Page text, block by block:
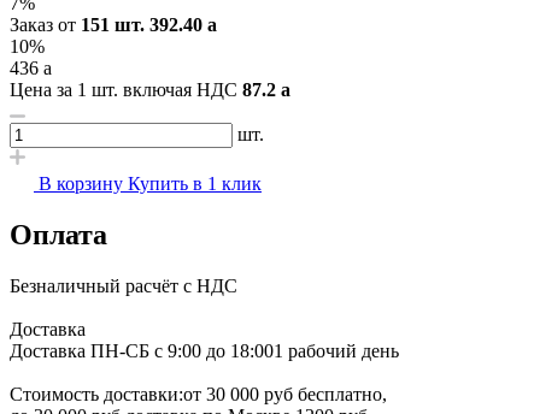
Заказ от 151 шт. 392.40 a
10%
436 a
Цена за 1 шт. включая НДС 87.2 a
шт.
В корзину Купить в 1 клик
Оплата
Безналичный расчёт с НДС
Доставка
Доставка ПН-СБ с 9:00 до 18:001 рабочий день
Стоимость доставки:от 30 000 руб бесплатно,